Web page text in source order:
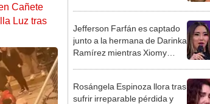
Cañete
Luz tras
Jefferson Farfán es captado
junto a la hermana de Darinka
Ramírez mientras Xiomy
Rosángela Espinoza llora tras
sufrir irreparable pérdida y